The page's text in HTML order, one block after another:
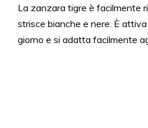
La zanzara tigre è facilmente
strisce bianche e nere. È
giorno e si adatta facilmente